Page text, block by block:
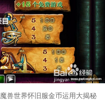
魔兽世界怀旧服金币运用大揭秘